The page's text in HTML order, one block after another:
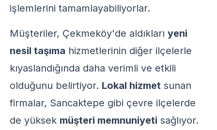
işlemlerini tamamlayabiliyorlar.
Müşteriler, Çekmeköy'de aldıkları yeni
nesil taşıma hizmetlerinin diğer ilçelerle
kıyaslandığında daha verimli ve etkili
olduğunu belirtiyor. Lokal hizmet sunan
firmalar, Sancaktepe gibi çevre ilçelerde
de yüksek müşteri memnuniyeti sağlıyor.